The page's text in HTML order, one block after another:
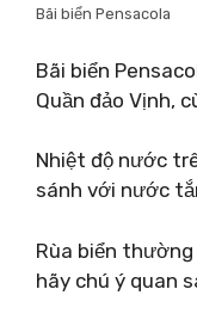
Bãi biển Pensacola
Bãi biển
Quần đảo Vịnh,
Nhiệt độ nước
sánh với nước
Rùa biển
hãy chú ý quan